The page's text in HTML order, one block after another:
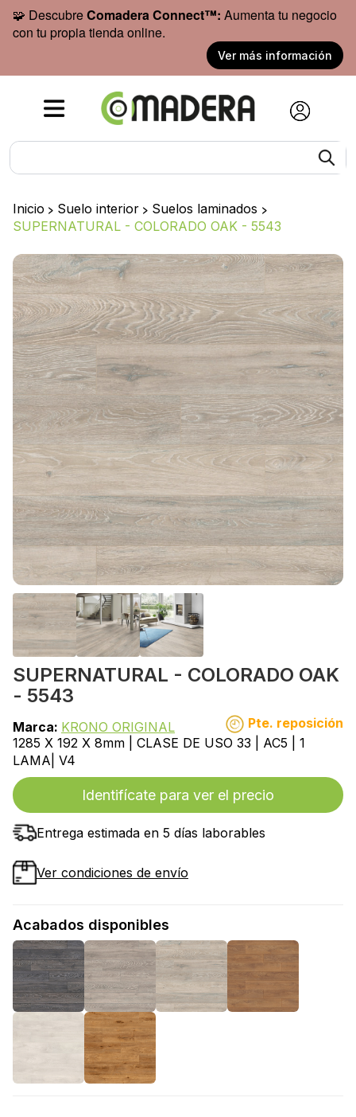
🧩 DescubreComadera Connect™: Aumenta tu negocio
con tu propia tienda online.
Ver más información
Inicio > Suelo interior > Suelos laminados >
SUPERNATURAL - COLORADO OAK - 5543
SUPERNATURAL - COLORADO OAK
- 5543
Marca: KRONO ORIGINAL
Pte. reposición
1285 X 192 X 8mm | CLASE DE USO 33 | AC5 | 1
LAMA| V4
Identifícate para ver el precio
Entrega estimada en 5 días laborables
Ver condiciones de envío
Acabados disponibles